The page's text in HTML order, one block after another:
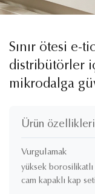
Sınır ötesi e-
distribütörler
mikrodalga
Ürün özellikleri
Vurgulamak
yüksek borosilikatlı
cam kapaklı kap